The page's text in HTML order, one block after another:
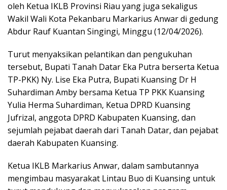
oleh Ketua IKLB Provinsi Riau yang juga sekaligus
Wakil Wali Kota Pekanbaru Markarius Anwar di gedung
Abdur Rauf Kuantan Singingi, Minggu (12/04/2026).
Turut menyaksikan pelantikan dan pengukuhan
tersebut, Bupati Tanah Datar Eka Putra berserta Ketua
TP-PKK) Ny. Lise Eka Putra, Bupati Kuansing Dr H
Suhardiman Amby bersama Ketua TP PKK Kuansing
Yulia Herma Suhardiman, Ketua DPRD Kuansing
Jufrizal, anggota DPRD Kabupaten Kuansing, dan
sejumlah pejabat daerah dari Tanah Datar, dan pejabat
daerah Kabupaten Kuansing.
Ketua IKLB Markarius Anwar, dalam sambutannya
mengimbau masyarakat Lintau Buo di Kuansing untuk